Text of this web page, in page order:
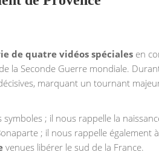
de quatre vidéos spéciales en
la Seconde Guerre mondiale.
marquant un tournant
; il nous rappelle la
; il nous rappelle également
venues libérer le sud de la France.